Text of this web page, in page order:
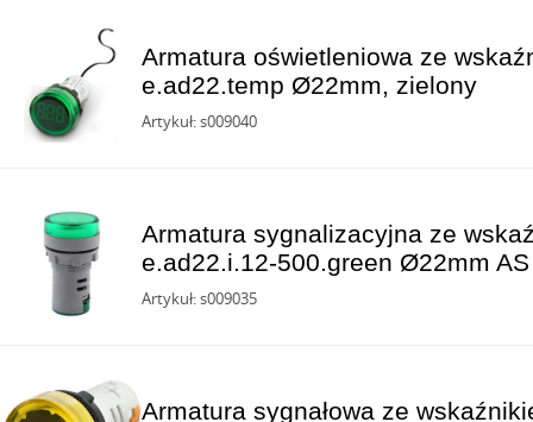
Armatura oświetleniowa ze
e.ad22.temp Ø22mm, zielony
Artykuł: s009040
Armatura sygnalizacyjna ze
e.ad22.i.12-500.green Ø22mm
Artykuł: s009035
Armatura sygnałowa ze